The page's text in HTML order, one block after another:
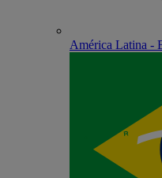
América Latina -